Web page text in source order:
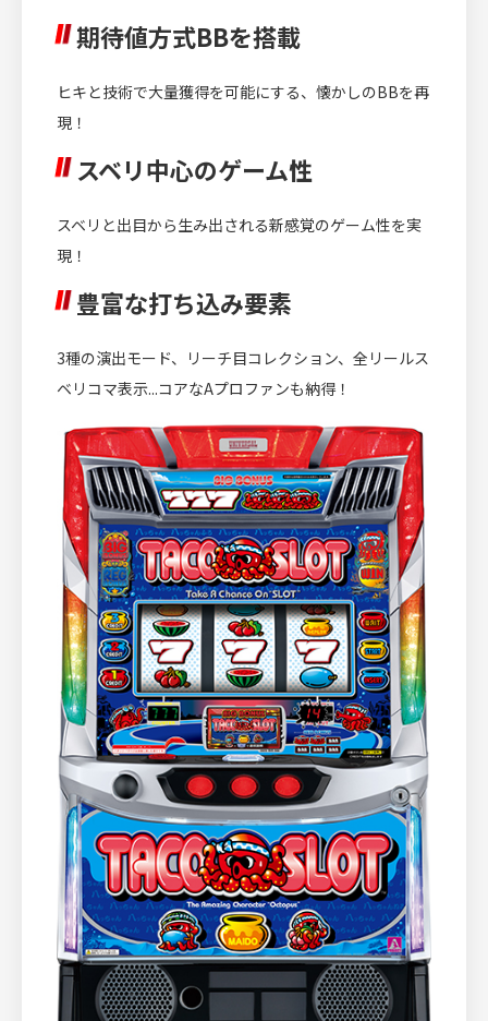
期待値方式BBを搭載
ヒキと技術で大量獲得を可能にする、懐かしのBBを再
現！
スベリ中心のゲーム性
スベリと出目から生み出される新感覚のゲーム性を実
現！
豊富な打ち込み要素
3種の演出モード、リーチ目コレクション、全リールス
ベリコマ表示...コアなAプロファンも納得！